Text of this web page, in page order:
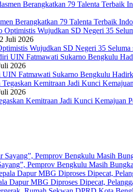
Berangkatkan 79 Talenta Terbaik
Juli 2026
Wujudkan SD Negeri 35
2026
Fatmawati Sukarno Bengkulu
2026
Kemitraan Jadi Kunci Kemajuan
Pemprov Bengkulu Masih
Dapur MBG Diproses Dipecat,